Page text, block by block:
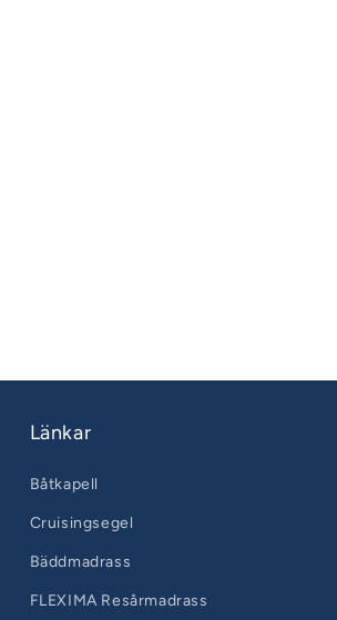
Länkar
Båtkapell
Cruisingsegel
Bäddmadrass
FLEXIMA Resårmadrass